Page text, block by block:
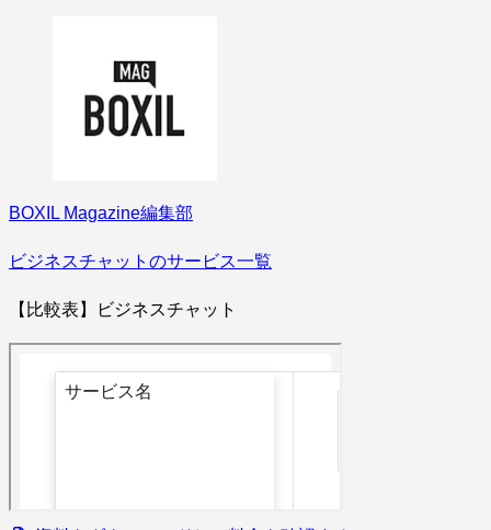
BOXIL Magazine編集部
ビジネスチャットのサービス一覧
【比較表】ビジネスチャット